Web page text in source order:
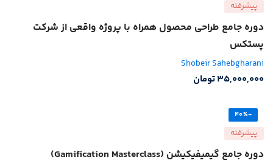
پیشرفته
دوره جامع طراحی محصول همراه با پروژه واقعی از شرکت
پستکس
Shobeir Sahebgharani
35,000,000تومان
-40%
پیشرفته
دوره جامع گیمیفیکیشن (Gamification Masterclass)